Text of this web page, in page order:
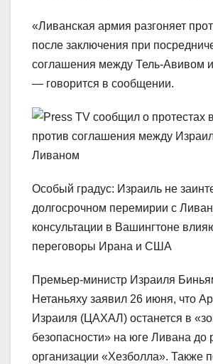
«Ливанская армия разгоняет
после заключения при
соглашения между Тель-Авивом
— говорится в сообщении.
Особый градус: Израиль не
долгосрочном перемирии с
консультации в Вашингтоне
переговоры Ирана и США
Премьер-министр Израиля
Нетаньяху заявил 26 июня, что
Израиля (ЦАХАЛ) останется в
безопасности» на юге Ливана до
организации «Хезболла». Также